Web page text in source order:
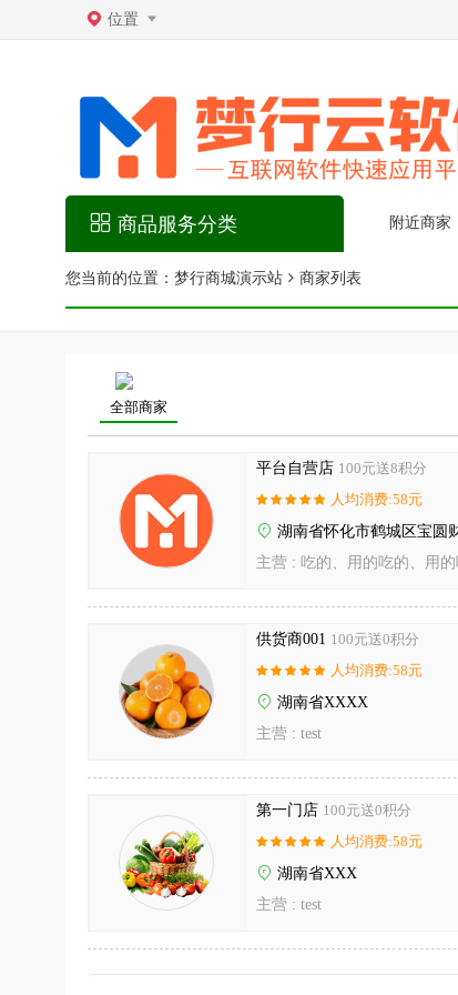
位置
商品服务分类 附近商家
您当前的位置： 梦行商城演示站 商家列表
全部商家
平台自营店 100元送8积分
人均消费:58元
湖南省怀化市鹤城区宝圆财富1
主营 : 吃的、用的吃的、用的吃的、用的吃的、用的吃的、用的吃的、用的吃的、用的吃的、用的吃的、用的吃的、用的吃
供货商001 100元送0积分
人均消费:58元
湖南省XXXX
主营 :test
第一门店 100元送0积分
人均消费:58元
湖南省XXX
主营 :test